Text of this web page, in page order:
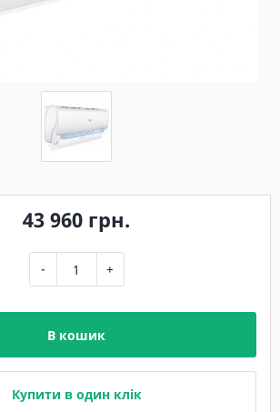
43 960 грн.
- +
В кошик
Купити в один клік